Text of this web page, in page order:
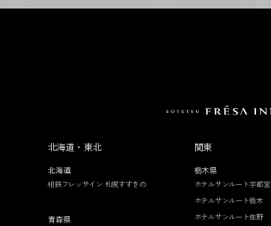
北海道・東北
北海道
相鉄フレッサイン 札幌すすきの
青森県
関東
栃木県
ホテルサンルート宇都宮
ホテルサンルート栃木
ホテルサンルート佐野